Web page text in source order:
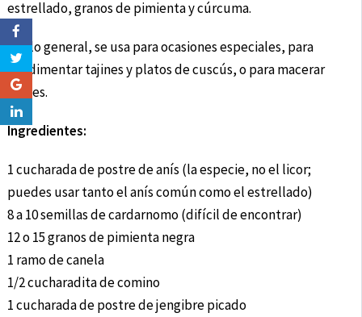
estrellado, granos de pimienta y cúrcuma.
Por lo general, se usa para ocasiones especiales, para
condimentar tajines y platos de cuscús, o para macerar
carnes.
Ingredientes:
1 cucharada de postre de anís (la especie, no el licor;
puedes usar tanto el anís común como el estrellado)
8 a 10 semillas de cardarnomo (difícil de encontrar)
12 o 15 granos de pimienta negra
1 ramo de canela
1/2 cucharadita de comino
1 cucharada de postre de jengibre picado